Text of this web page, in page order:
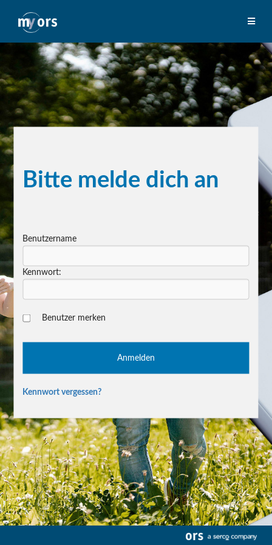
Bitte melde dich an
Benutzername
Kennwort:
Benutzer merken
Kennwort vergessen?